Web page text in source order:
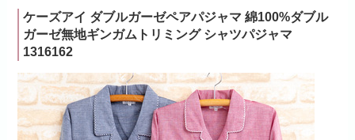
毎日使っていただきたいグラスです。
黒の高級感あるボックスに入っているのでギフトに最適
です。
食洗機にも対応しており、扱いやすいのが嬉しいポイン
トですね。